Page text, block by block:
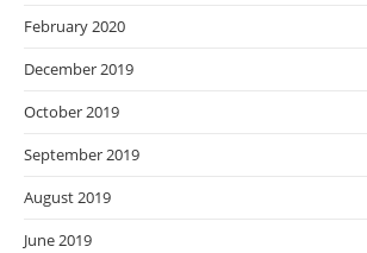
February 2020
December 2019
October 2019
September 2019
August 2019
June 2019